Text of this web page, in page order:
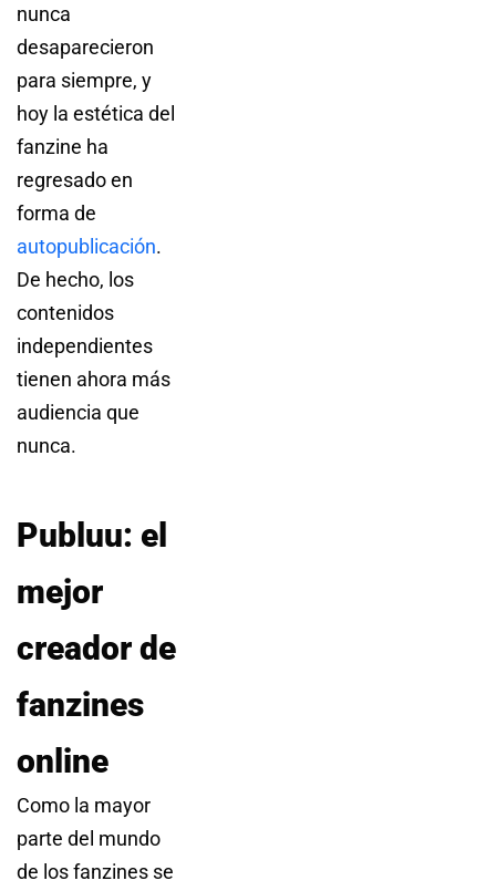
nunca
desaparecieron
para siempre, y
hoy la estética del
fanzine ha
regresado en
forma de
autopublicación.
De hecho, los
contenidos
independientes
tienen ahora más
audiencia que
nunca.
Publuu: el
mejor
creador de
fanzines
online
Como la mayor
parte del mundo
de los fanzines se